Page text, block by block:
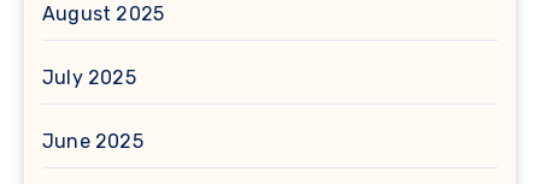
August 2025
July 2025
June 2025